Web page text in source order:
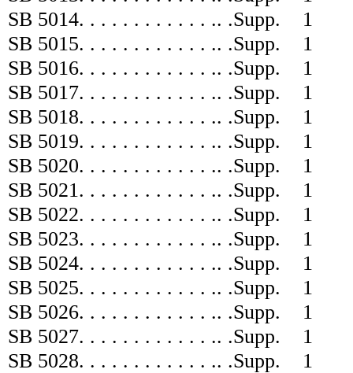
SB 5014. . . . . . . . . . . . .. .Supp.
1
SB 5015. . . . . . . . . . . . .. .Supp.
1
SB 5016. . . . . . . . . . . . .. .Supp.
1
SB 5017. . . . . . . . . . . . .. .Supp.
1
SB 5018. . . . . . . . . . . . .. .Supp.
1
SB 5019. . . . . . . . . . . . .. .Supp.
1
SB 5020. . . . . . . . . . . . .. .Supp.
1
SB 5021. . . . . . . . . . . . .. .Supp.
1
SB 5022. . . . . . . . . . . . .. .Supp.
1
SB 5023. . . . . . . . . . . . .. .Supp.
1
SB 5024. . . . . . . . . . . . .. .Supp.
1
SB 5025. . . . . . . . . . . . .. .Supp.
1
SB 5026. . . . . . . . . . . . .. .Supp.
1
SB 5027. . . . . . . . . . . . .. .Supp.
1
SB 5028. . . . . . . . . . . . .. .Supp. 1